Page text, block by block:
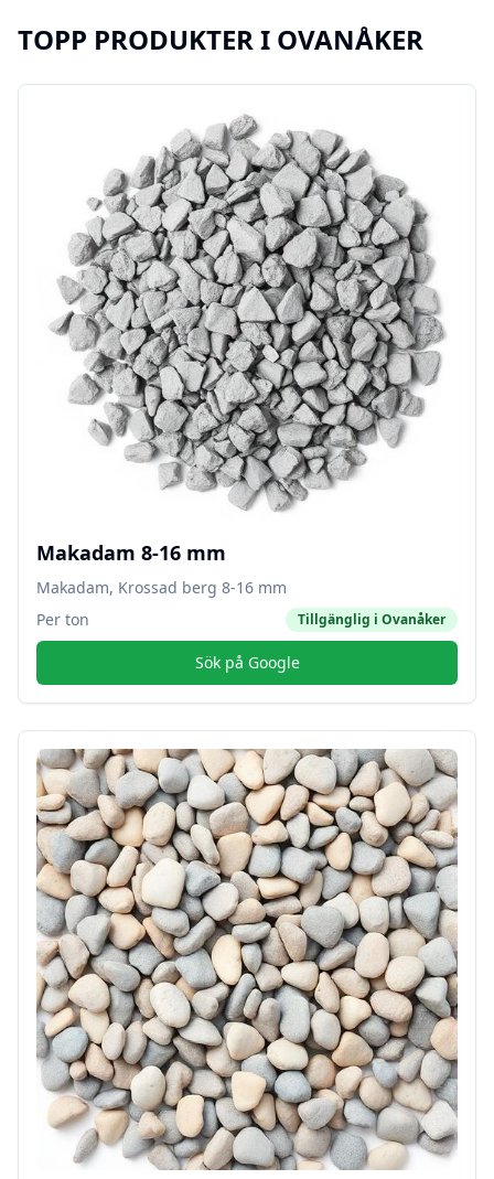
TOPP PRODUKTER I OVANÅKER
Makadam 8-16 mm
Makadam, Krossad berg 8-16 mm
Per ton
Tillgänglig i Ovanåker
Sök på Google